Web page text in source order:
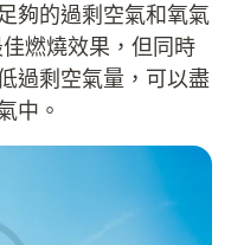
夠的過剩空氣和氧氣
燃燒效果，但同時
過剩空氣量，可以盡
中。